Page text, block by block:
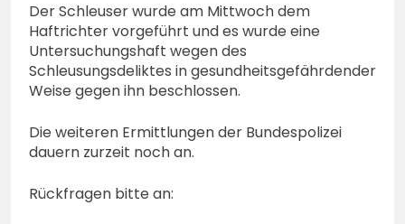
Der Schleuser wurde am Mittwoch dem
Haftrichter vorgeführt und es wurde eine
Untersuchungshaft wegen des
Schleusungsdeliktes in gesundheitsgefährdender
Weise gegen ihn beschlossen.
Die weiteren Ermittlungen der Bundespolizei
dauern zurzeit noch an.
Rückfragen bitte an: